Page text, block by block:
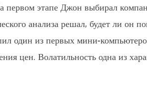
первом этапе Джон выбирал
анализа решал, будет ли он
один из первых мини-
цен. Волатильность одна из